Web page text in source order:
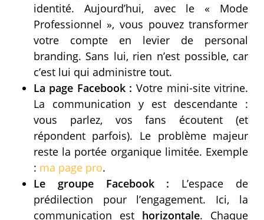
identité. Aujourd’hui, avec le « Mode
Professionnel », vous pouvez transformer
votre compte en levier de personal
branding. Sans lui, rien n’est possible, car
c’est lui qui administre tout.
La page Facebook : Votre mini-site vitrine.
La communication y est descendante :
vous parlez, vos fans écoutent (et
répondent parfois). Le problème majeur
reste la portée organique limitée. Exemple
: ma page pro.
Le groupe Facebook : L’espace de
prédilection pour l’engagement. Ici, la
communication est horizontale. Chaque